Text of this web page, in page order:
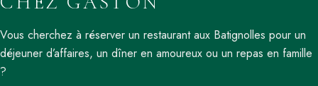
Vous cherchez à réserver un restaurant aux Batignolles pour un
déjeuner d’affaires, un dîner en amoureux ou un repas en famille
?